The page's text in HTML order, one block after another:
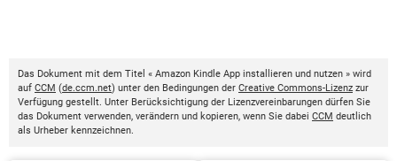
Das Dokument mit dem Titel « Amazon Kindle App installieren und nutzen » wird
auf CCM (de.ccm.net) unter den Bedingungen der Creative Commons-Lizenz zur
Verfügung gestellt. Unter Berücksichtigung der Lizenzvereinbarungen dürfen Sie
das Dokument verwenden, verändern und kopieren, wenn Sie dabei CCM deutlich
als Urheber kennzeichnen.